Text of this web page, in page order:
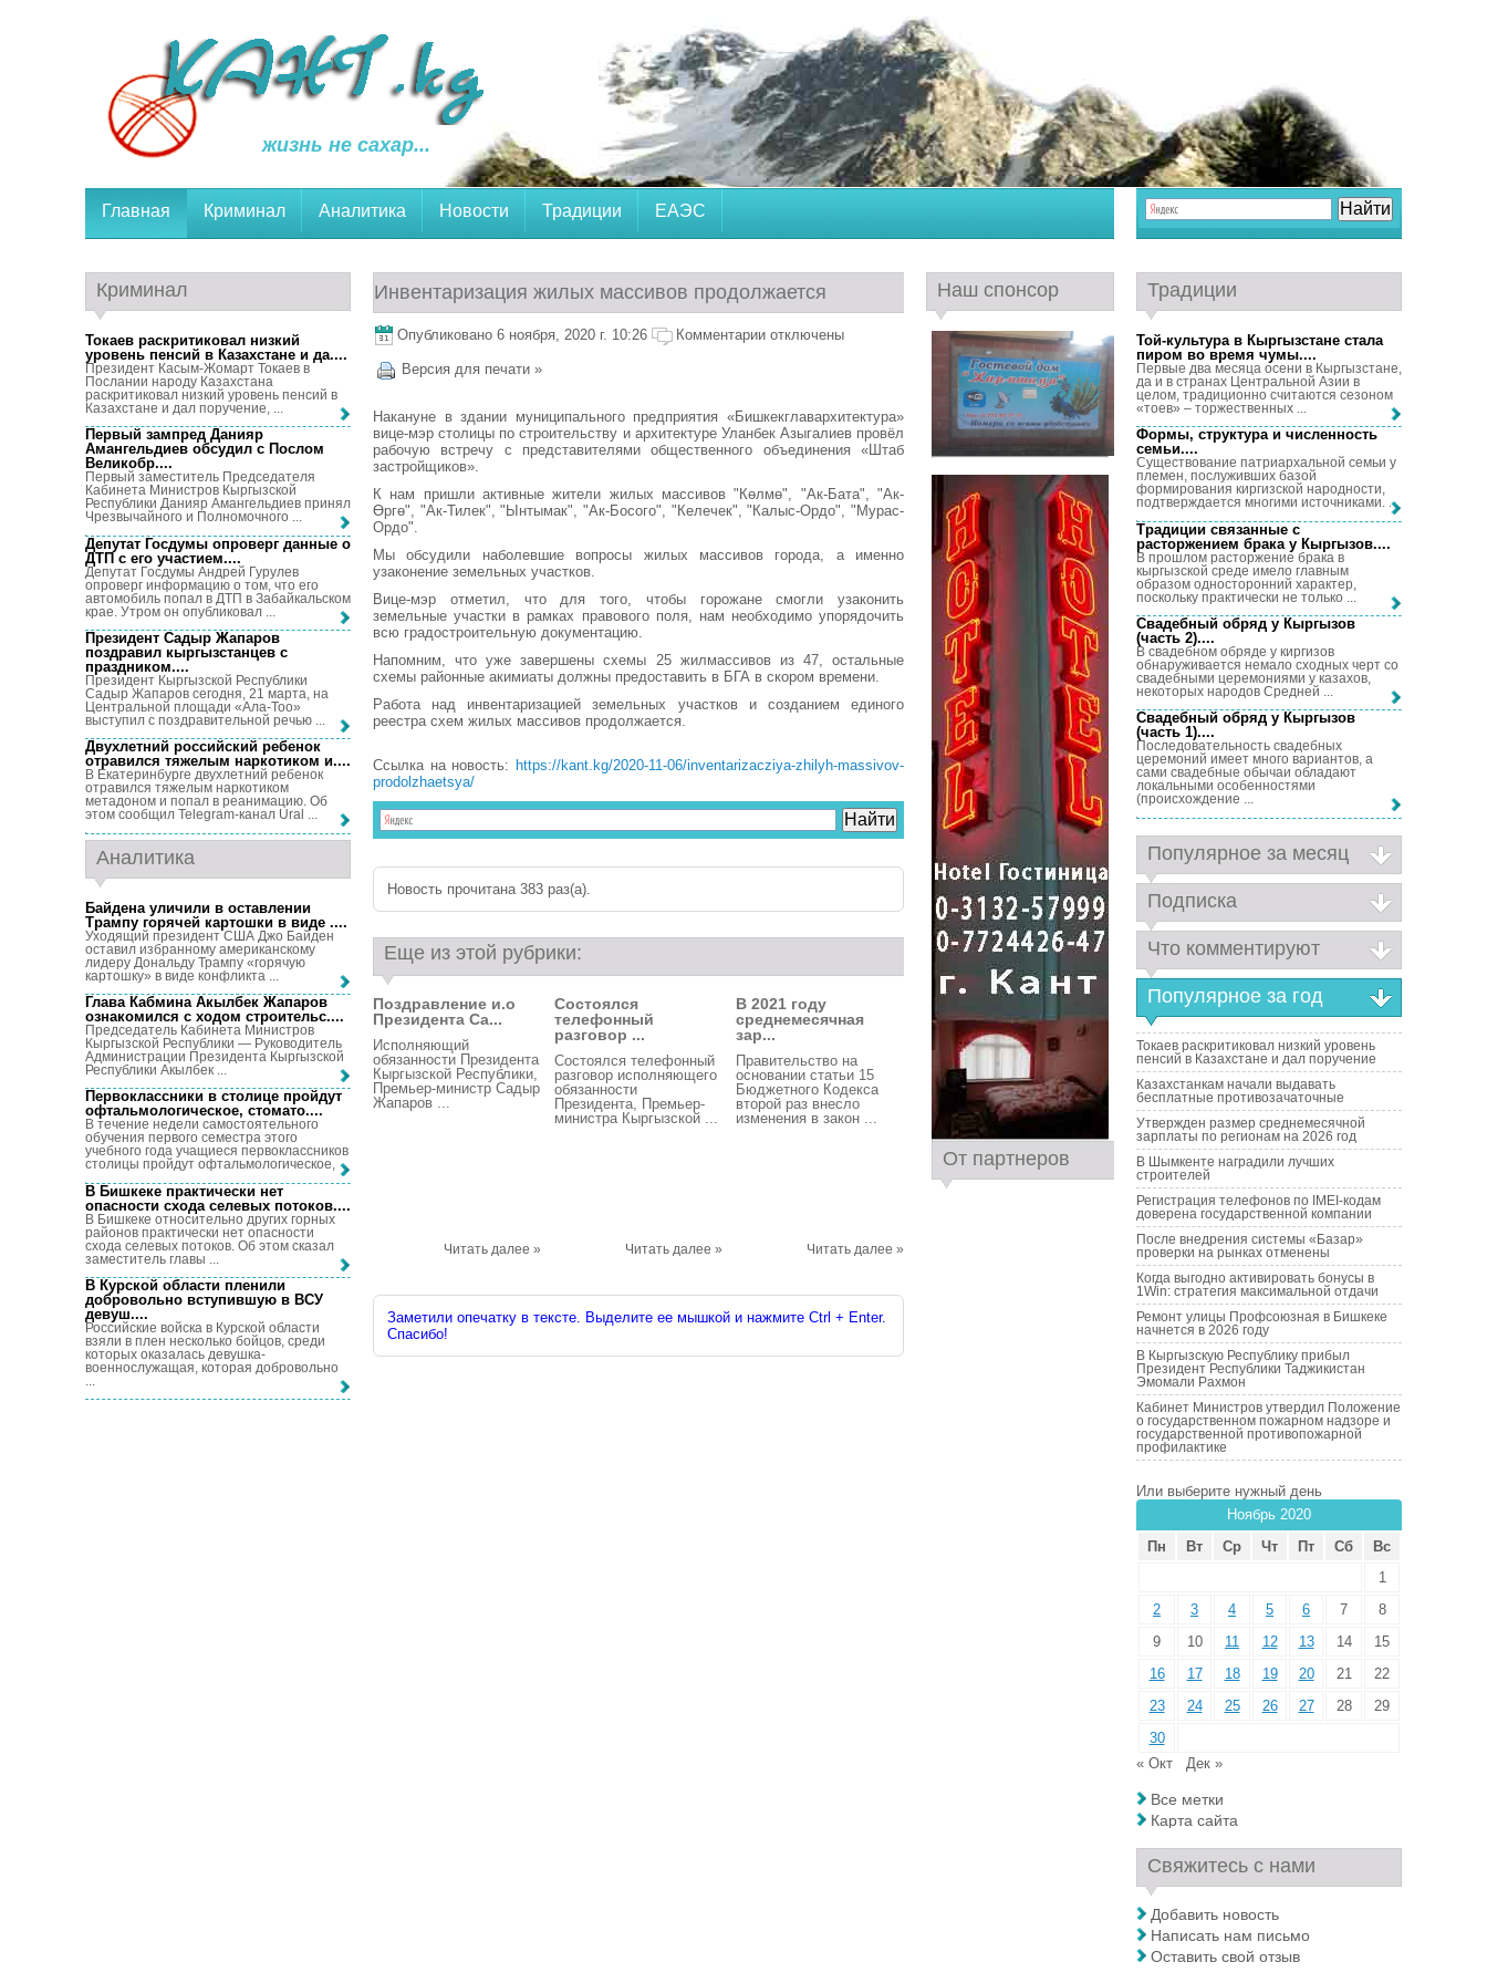
жизнь не сахар...
Главная Криминал Аналитика Новости Традиции ЕАЭС
Инвентаризация жилых массивов продолжается
Опубликовано 6 ноября, 2020 г. 10:26 Комментарии отключены
Версия для печати »
Накануне в здании муниципального предприятия «Бишкекглавархитектура»
вице-мэр столицы по строительству и архитектуре Уланбек Азыгалиев провёл
рабочую встречу с представителями общественного объединения «Штаб
застройщиков».
К нам пришли активные жители жилых массивов "Көлмө", "Ак-Бата", "Ак-
Өргө", "Ак-Тилек", "Ынтымак", "Ак-Босого", "Келечек", "Калыс-Ордо", "Мурас-
Ордо".
Мы обсудили наболевшие вопросы жилых массивов города, а именно
узаконение земельных участков.
Вице-мэр отметил, что для того, чтобы горожане смогли узаконить
земельные участки в рамках правового поля, нам необходимо упорядочить
всю градостроительную документацию.
Напомним, что уже завершены схемы 25 жилмассивов из 47, остальные
схемы районные акимиаты должны предоставить в БГА в скором времени.
Работа над инвентаризацией земельных участков и созданием единого
реестра схем жилых массивов продолжается.
Ссылка на новость: https://kant.kg/2020-11-06/inventarizacziya-zhilyh-massivov-
prodolzhaetsya/
Новость прочитана 383 раз(a).
Еще из этой рубрики:
Поздравление и.о
Президента Са...
Исполняющий
обязанности Президента
Кыргызской Республики,
Премьер-министр Садыр
Жапаров ...
Читать далее »
Состоялся
телефонный
разговор ...
Состоялся телефонный
разговор исполняющего
обязанности
Президента, Премьер-
министра Кыргызской ...
Читать далее »
В 2021 году
среднемесячная
зар...
Правительство на
основании статьи 15
Бюджетного Кодекса
второй раз внесло
изменения в закон ...
Читать далее »
Заметили опечатку в тексте. Выделите ее мышкой и нажмите Ctrl + Enter.
Спасибо!
Криминал
Токаев раскритиковал низкий
уровень пенсий в Казахстане и да....
Президент Касым-Жомарт Токаев в
Послании народу Казахстана
раскритиковал низкий уровень пенсий в
Казахстане и дал поручение, ...
Первый зампред Данияр
Амангельдиев обсудил с Послом
Великобр....
Первый заместитель Председателя
Кабинета Министров Кыргызской
Республики Данияр Амангельдиев принял
Чрезвычайного и Полномочного ...
Депутат Госдумы опроверг данные о
ДТП с его участием....
Депутат Госдумы Андрей Гурулев
опроверг информацию о том, что его
автомобиль попал в ДТП в Забайкальском
крае. Утром он опубликовал ...
Президент Садыр Жапаров
поздравил кыргызстанцев с
праздником....
Президент Кыргызской Республики
Садыр Жапаров сегодня, 21 марта, на
Центральной площади «Ала-Тоо»
выступил с поздравительной речью ...
Двухлетний российский ребенок
отравился тяжелым наркотиком и....
В Екатеринбурге двухлетний ребенок
отравился тяжелым наркотиком
метадоном и попал в реанимацию. Об
этом сообщил Telegram-канал Ural ...
Аналитика
Байдена уличили в оставлении
Трампу горячей картошки в виде ....
Уходящий президент США Джо Байден
оставил избранному американскому
лидеру Дональду Трампу «горячую
картошку» в виде конфликта ...
Глава Кабмина Акылбек Жапаров
ознакомился с ходом строительс....
Председатель Кабинета Министров
Кыргызской Республики — Руководитель
Администрации Президента Кыргызской
Республики Акылбек ...
Первоклассники в столице пройдут
офтальмологическое, стомато....
В течение недели самостоятельного
обучения первого семестра этого
учебного года учащиеся первоклассников
столицы пройдут офтальмологическое, ...
В Бишкеке практически нет
опасности схода селевых потоков....
В Бишкеке относительно других горных
районов практически нет опасности
схода селевых потоков. Об этом сказал
заместитель главы ...
В Курской области пленили
добровольно вступившую в ВСУ
девуш....
Российские войска в Курской области
взяли в плен несколько бойцов, среди
которых оказалась девушка-
военнослужащая, которая добровольно
...
Наш спонсор
От партнеров
Традиции
Той-культура в Кыргызстане стала
пиром во время чумы....
Первые два месяца осени в Кыргызстане,
да и в странах Центральной Азии в
целом, традиционно считаются сезоном
«тоев» – торжественных ...
Формы, структура и численность
семьи....
Существование патриархальной семьи у
племен, послуживших базой
формирования киргизской народности,
подтверждается многими источниками. ...
Традиции связанные с
расторжением брака у Кыргызов....
В прошлом расторжение брака в
кыргызской среде имело главным
образом односторонний характер,
поскольку практически не только ...
Свадебный обряд у Кыргызов
(часть 2)....
В свадебном обряде у киргизов
обнаруживается немало сходных черт со
свадебными церемониями у казахов,
некоторых народов Средней ...
Свадебный обряд у Кыргызов
(часть 1)....
Последовательность свадебных
церемоний имеет много вариантов, а
сами свадебные обычаи обладают
локальными особенностями
(происхождение ...
Популярное за месяц
Подписка
Что комментируют
Популярное за год
Токаев раскритиковал низкий уровень
пенсий в Казахстане и дал поручение
Казахстанкам начали выдавать
бесплатные противозачаточные
Утвержден размер среднемесячной
зарплаты по регионам на 2026 год
В Шымкенте наградили лучших
строителей
Регистрация телефонов по IMEI-кодам
доверена государственной компании
После внедрения системы «Базар»
проверки на рынках отменены
Когда выгодно активировать бонусы в
1Win: стратегия максимальной отдачи
Ремонт улицы Профсоюзная в Бишкеке
начнется в 2026 году
В Кыргызскую Республику прибыл
Президент Республики Таджикистан
Эмомали Рахмон
Кабинет Министров утвердил Положение
о государственном пожарном надзоре и
государственной противопожарной
профилактике
Или выберите нужный день
Ноябрь 2020
Пн
Вт Ср Чт Пт Сб
Вс
1
2
3 4 5 6 7
8
9
10 11 12 13 14
15
16
17 18 19 20 21
22
23
24 25 26 27 28
29
30
« Окт
Дек »
Все метки
Карта сайта
Свяжитесь с нами
Добавить новость
Написать нам письмо
Оставить свой отзыв